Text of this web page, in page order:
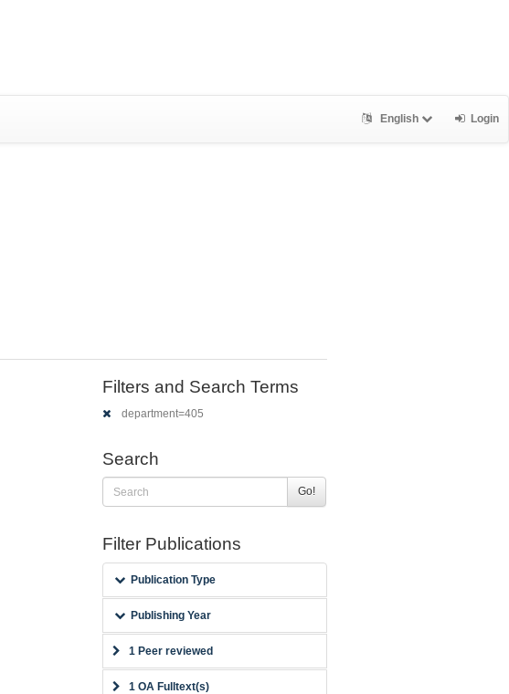
English Login
Filters and Search Terms
department=405
Search
Go!
Filter Publications
Publication Type
Publishing Year
1 Peer reviewed
1 OA Fulltext(s)